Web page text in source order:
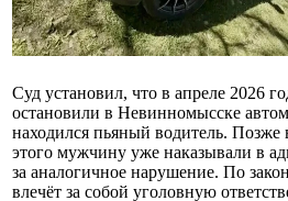
Суд установил, что в апреле 2026
остановили в Невинномысске
находился пьяный водитель. Позже
этого мужчину уже наказывали в
за аналогичное нарушение. По
влечёт за собой уголовную